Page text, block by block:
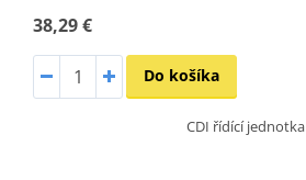
38,29 €
Do košíka
CDI řídící jednotka